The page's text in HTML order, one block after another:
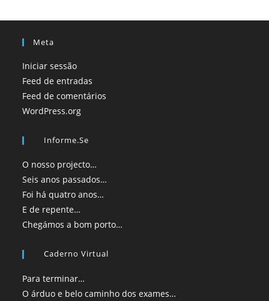
Meta
Iniciar sessão
Feed de entradas
Feed de comentários
WordPress.org
Informe.se
O nosso projecto…
Seis anos passados…
Foi há quatro anos…
E de repente…
Chegámos a bom porto…
Caderno Virtual
Para terminar…
O árduo e belo caminho dos exames…